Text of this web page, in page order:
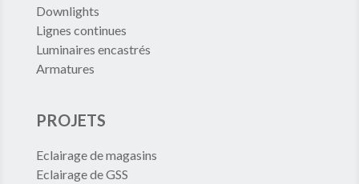
Downlights
Lignes continues
Luminaires encastrés
Armatures
PROJETS
Eclairage de magasins
Eclairage de GSS